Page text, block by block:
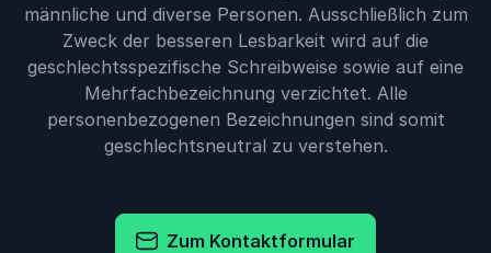
männliche und diverse Personen. Ausschließlich zum
Zweck der besseren Lesbarkeit wird auf die
geschlechtsspezifische Schreibweise sowie auf eine
Mehrfachbezeichnung verzichtet. Alle
personenbezogenen Bezeichnungen sind somit
geschlechtsneutral zu verstehen.
Zum Kontaktformular